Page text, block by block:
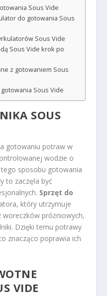
Sous Vide
do gotowania Sous
Sous Vide
Sous Vide krok po
z gotowaniem Sous
Sous Vide
SOUS
gotowaniu potraw w
wodzie o
sposobu gotowania
to zaczęła być
Sprzęt do
który utrzymuje
woreczków próżniowych,
Dzięki temu potrawy
znacząco poprawia ich
VIDE